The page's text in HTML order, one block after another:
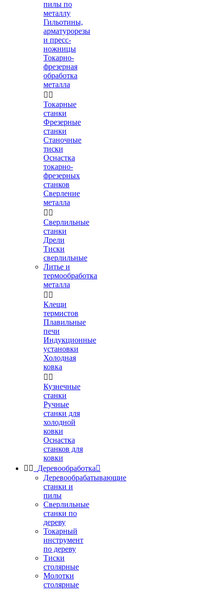
пилы по
металлу
Гильотины,
арматурорезы
и пресс-
ножницы
Токарно-
фрезерная
обработка
металла
 
Токарные
станки
Фрезерные
станки
Станочные
тиски
Оснастка
токарно-
фрезерных
станков
Сверление
металла
 
Сверлильные
станки
Дрели
Тиски
сверлильные
Литье и
термообработка
металла
 
Клещи
термистов
Плавильные
печи
Индукционные
установки
Холодная
ковка
 
Кузнечные
станки
Ручные
станки для
холодной
ковки
Оснастка
станков для
ковки
  Деревообработка
Деревообрабатывающие
станки и
пилы
Сверлильные
станки по
дереву
Токарный
инструмент
по дереву
Тиски
столярные
Молотки
столярные